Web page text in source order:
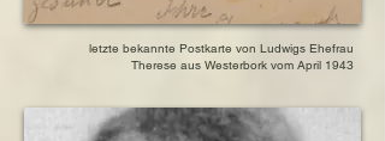
letzte bekannte Postkarte von Ludwigs Ehefrau
Therese aus Westerbork vom April 1943